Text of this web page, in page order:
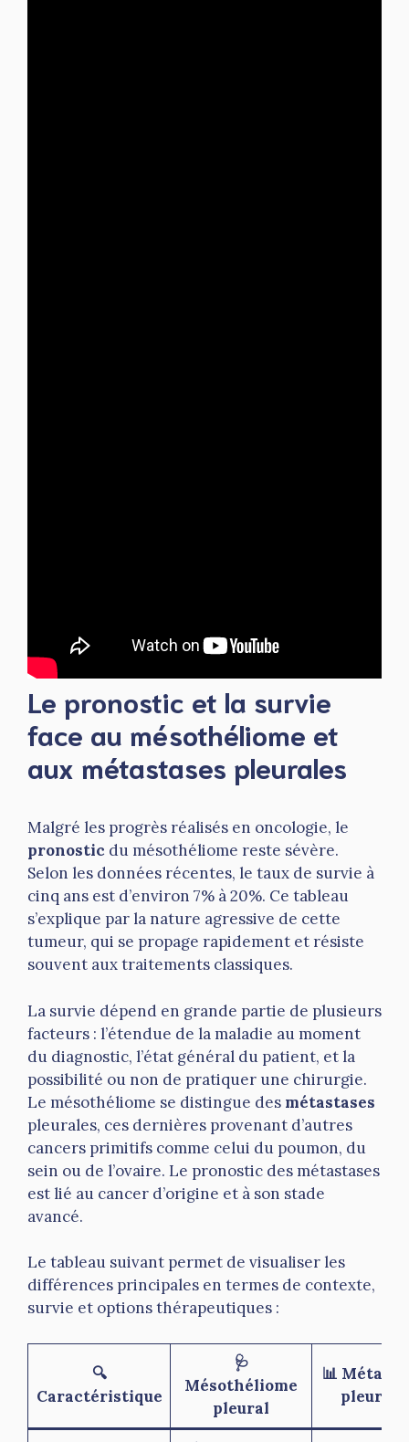
Le pronostic et la survie
face au mésothéliome et
aux métastases pleurales
Malgré les progrès réalisés en oncologie, le
pronostic du mésothéliome reste sévère.
Selon les données récentes, le taux de survie à
cinq ans est d’environ 7% à 20%. Ce tableau
s’explique par la nature agressive de cette
tumeur, qui se propage rapidement et résiste
souvent aux traitements classiques.
La survie dépend en grande partie de plusieurs
facteurs : l’étendue de la maladie au moment
du diagnostic, l’état général du patient, et la
possibilité ou non de pratiquer une chirurgie.
Le mésothéliome se distingue des métastases
pleurales, ces dernières provenant d’autres
cancers primitifs comme celui du poumon, du
sein ou de l’ovaire. Le pronostic des métastases
est lié au cancer d’origine et à son stade
avancé.
Le tableau suivant permet de visualiser les
différences principales en termes de contexte,
survie et options thérapeutiques :
🔍
Caractéristique
🩺
Mésothéliome
pleural
📊